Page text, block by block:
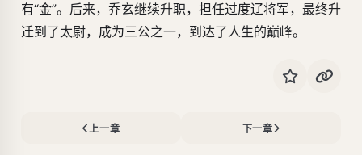
有“金”。后来，乔玄继续升职，担任过度辽将军，最终升
迁到了太尉，成为三公之一，到达了人生的巅峰。
上一章 下一章